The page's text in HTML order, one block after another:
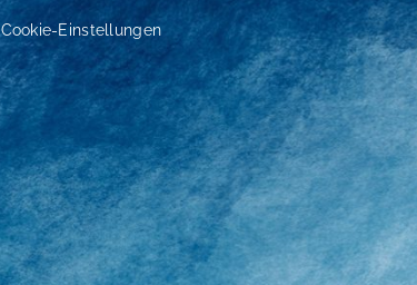
Cookie-Einstellungen